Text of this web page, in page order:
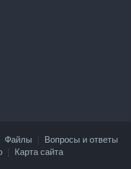
Файлы
Вопросы и ответы
Карта сайта